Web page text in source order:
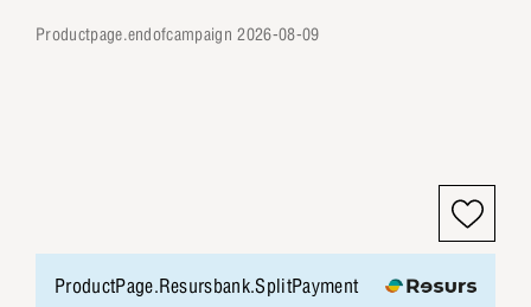
productpage.endofcampaign 2026-08-09
ProductPage.Resursbank.SplitPayment